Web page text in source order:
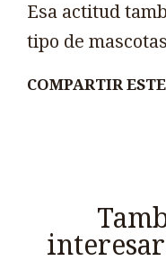
Esa actitud
tipo de
COMPARTIR